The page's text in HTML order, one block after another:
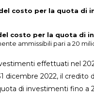
costo per la quota di
costo per la quota di
ammissibili pari a 20
effettuati nel
dicembre 2022, il credito
di investimenti fino a